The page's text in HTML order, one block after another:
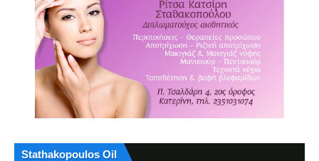
Stathakopoulos Oil